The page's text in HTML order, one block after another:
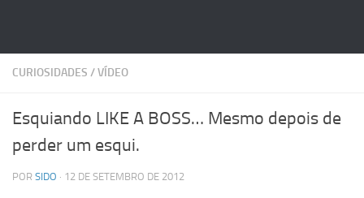
CURIOSIDADES /VÍDEO
Esquiando LIKE A BOSS… Mesmo depois de
perder um esqui.
POR SIDO · 12 DE SETEMBRO DE 2012